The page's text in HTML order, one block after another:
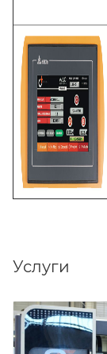
Услуги